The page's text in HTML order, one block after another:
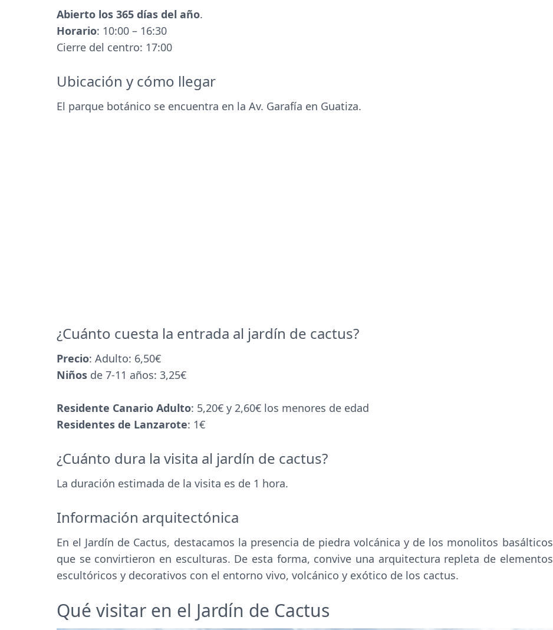
Abierto los 365 días del año.
Horario: 10:00 – 16:30
Cierre del centro: 17:00
Ubicación y cómo llegar
El parque botánico se encuentra en la Av. Garafía en Guatiza.
¿Cuánto cuesta la entrada al jardín de cactus?
Precio: Adulto: 6,50€
Niños de 7-11 años: 3,25€
Residente Canario Adulto: 5,20€ y 2,60€ los menores de edad
Residentes de Lanzarote: 1€
¿Cuánto dura la visita al jardín de cactus?
La duración estimada de la visita es de 1 hora.
Información arquitectónica
En el Jardín de Cactus, destacamos la presencia de piedra volcánica y de los monolitos basálticos
que se convirtieron en esculturas. De esta forma, convive una arquitectura repleta de elementos
escultóricos y decorativos con el entorno vivo, volcánico y exótico de los cactus.
Qué visitar en el Jardín de Cactus